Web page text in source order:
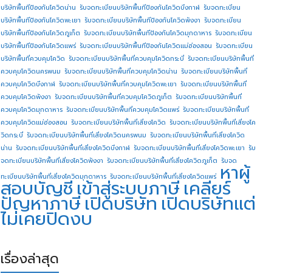
บริษัทพื้นทีป้องกันโควิดน่าน รับจดทะเบียนบริษัทพื้นทีป้องกันโควิดบึงกาฬ รับจดทะเบียน
บริษัทพื้นทีป้องกันโควิดพะเยา รับจดทะเบียนบริษัทพื้นทีป้องกันโควิดพังงา รับจดทะเบียน
บริษัทพื้นทีป้องกันโควิดภูเก็ต รับจดทะเบียนบริษัทพื้นทีป้องกันโควิดมุกดาหาร รับจดทะเบียน
บริษัทพื้นทีป้องกันโควิดแพร่ รับจดทะเบียนบริษัทพื้นทีป้องกันโควิดแม่ฮ่องสอน รับจดทะเบียน
บริษัทพื้นที่ควบคุมโควิด รับจดทะเบียนบริษัทพื้นที่ควบคุมโควิดกระบี่ รับจดทะเบียนบริษัทพื้นที่
ควบคุมโควิดนครพนม รับจดทะเบียนบริษัทพื้นที่ควบคุมโควิดน่าน รับจดทะเบียนบริษัทพื้นที่
ควบคุมโควิดบึงกาฬ รับจดทะเบียนบริษัทพื้นที่ควบคุมโควิดพะเยา รับจดทะเบียนบริษัทพื้นที่
ควบคุมโควิดพังงา รับจดทะเบียนบริษัทพื้นที่ควบคุมโควิดภูเก็ต รับจดทะเบียนบริษัทพื้นที่
ควบคุมโควิดมุกดาหาร รับจดทะเบียนบริษัทพื้นที่ควบคุมโควิดแพร่ รับจดทะเบียนบริษัทพื้นที่
ควบคุมโควิดแม่ฮ่องสอน รับจดทะเบียนบริษัทพื้นที่เสี่ยงโควิด รับจดทะเบียนบริษัทพื้นที่เสี่ยงโค
วิดกระบี่ รับจดทะเบียนบริษัทพื้นที่เสี่ยงโควิดนครพนม รับจดทะเบียนบริษัทพื้นที่เสี่ยงโควิด
น่าน รับจดทะเบียนบริษัทพื้นที่เสี่ยงโควิดบึงกาฬ รับจดทะเบียนบริษัทพื้นที่เสี่ยงโควิดพะเยา รับ
จดทะเบียนบริษัทพื้นที่เสี่ยงโควิดพังงา รับจดทะเบียนบริษัทพื้นที่เสี่ยงโควิดภูเก็ต รับจด
ทะเบียนบริษัทพื้นที่เสี่ยงโควิดมุกดาหาร รับจดทะเบียนบริษัทพื้นที่เสี่ยงโควิดแพร่ หาผู้
สอบบัญชี เข้าสู่ระบบภาษี เคลียร์
ปัญหาภาษีเปิดบริษัทเปิดบริษัทแต่
ไม่เคยปิดงบ
เรื่องล่าสุด